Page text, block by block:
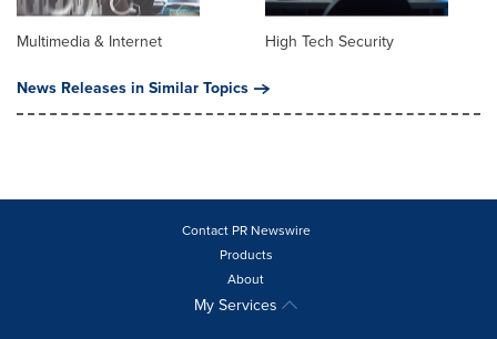
Multimedia & Internet
High Tech Security
News Releases in Similar Topics
Contact PR Newswire
Products
About
My Services